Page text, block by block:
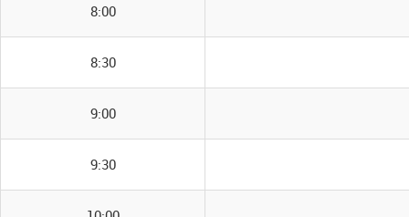
8:00
8:30
9:00
9:30